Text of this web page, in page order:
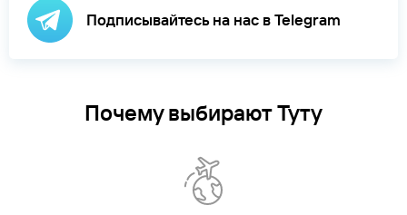
Подписывайтесь на нас в Telegram
Почему выбирают Туту